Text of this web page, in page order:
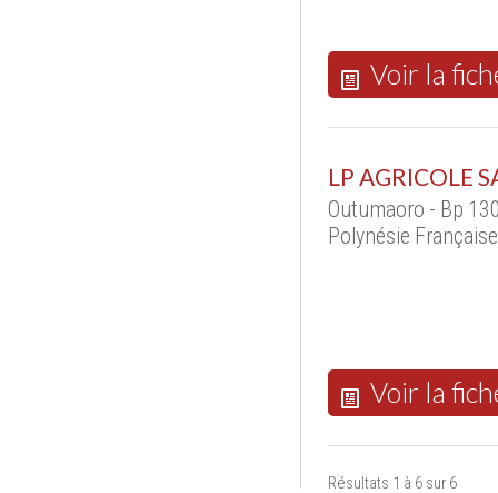
Voir la
LP AGRICOLE
Outumaoro - Bp
Polynésie Française
Voir la
Résultats 1 à 6 sur 6